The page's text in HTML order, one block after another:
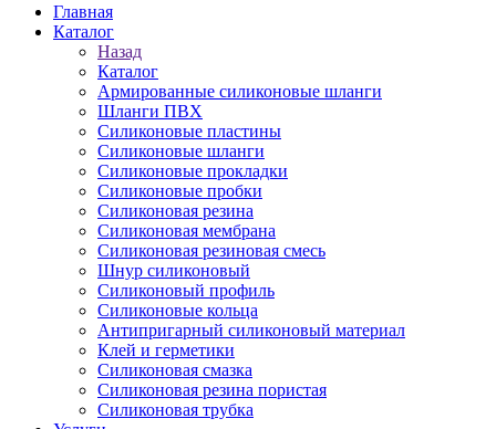
Главная
Каталог
Назад
Каталог
Армированные силиконовые шланги
Шланги ПВХ
Силиконовые пластины
Силиконовые шланги
Силиконовые прокладки
Силиконовые пробки
Силиконовая резина
Силиконовая мембрана
Силиконовая резиновая смесь
Шнур силиконовый
Силиконовый профиль
Силиконовые кольца
Антипригарный силиконовый материал
Клей и герметики
Силиконовая смазка
Силиконовая резина пористая
Силиконовая трубка